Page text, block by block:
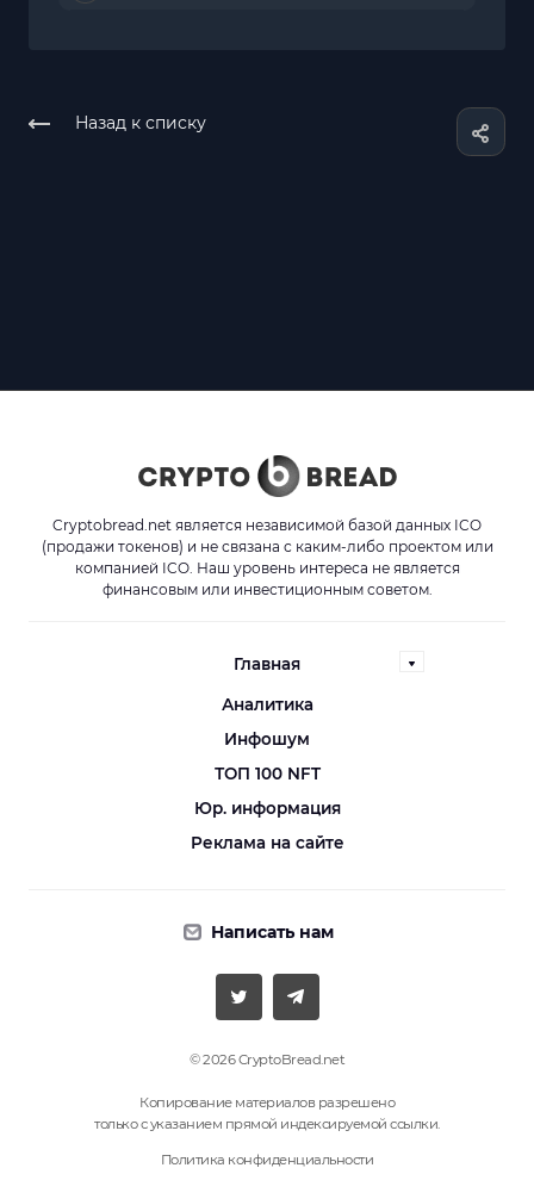
Назад к списку
Cryptobread.net является независимой базой данных ICO
(продажи токенов) и не связана с каким-либо проектом или
компанией ICO. Наш уровень интереса не является
финансовым или инвестиционным советом.
Главная
Аналитика
Инфошум
ТОП 100 NFT
Юр. информация
Реклама на сайте
Написать нам
© 2026 CryptoBread.net
Копирование материалов разрешено
только с указанием прямой индексируемой ссылки.
Политика конфиденциальности